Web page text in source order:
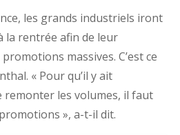
les grands industriels iront
la rentrée afin de leur
massives. C’est ce
« Pour qu’il y ait
les volumes, il faut
», a-t-il dit.